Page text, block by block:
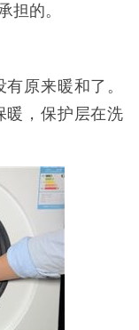
担的。
原来暖和了。
暖，保护层在洗